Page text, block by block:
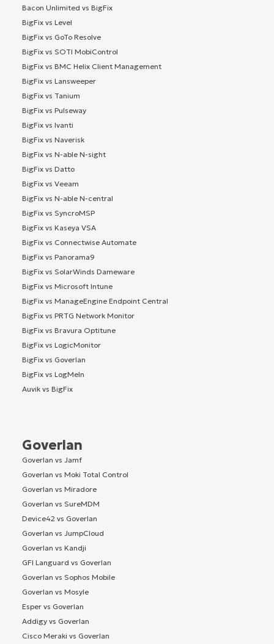
Bacon Unlimited vs BigFix
BigFix vs Level
BigFix vs GoTo Resolve
BigFix vs SOTI MobiControl
BigFix vs BMC Helix Client Management
BigFix vs Lansweeper
BigFix vs Tanium
BigFix vs Pulseway
BigFix vs Ivanti
BigFix vs Naverisk
BigFix vs N-able N-sight
BigFix vs Datto
BigFix vs Veeam
BigFix vs N-able N-central
BigFix vs SyncroMSP
BigFix vs Kaseya VSA
BigFix vs Connectwise Automate
BigFix vs Panorama9
BigFix vs SolarWinds Dameware
BigFix vs Microsoft Intune
BigFix vs ManageEngine Endpoint Central
BigFix vs PRTG Network Monitor
BigFix vs Bravura Optitune
BigFix vs LogicMonitor
BigFix vs Goverlan
BigFix vs LogMeIn
Auvik vs BigFix
Goverlan
Goverlan vs Jamf
Goverlan vs Moki Total Control
Goverlan vs Miradore
Goverlan vs SureMDM
Device42 vs Goverlan
Goverlan vs JumpCloud
Goverlan vs Kandji
GFI Languard vs Goverlan
Goverlan vs Sophos Mobile
Goverlan vs Mosyle
Esper vs Goverlan
Addigy vs Goverlan
Cisco Meraki vs Goverlan